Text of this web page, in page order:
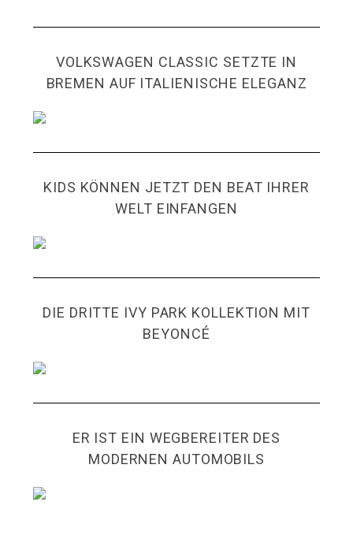
VOLKSWAGEN CLASSIC SETZTE IN
BREMEN AUF ITALIENISCHE ELEGANZ
KIDS KÖNNEN JETZT DEN BEAT IHRER
WELT EINFANGEN
DIE DRITTE IVY PARK KOLLEKTION MIT
BEYONCÉ
ER IST EIN WEGBEREITER DES
MODERNEN AUTOMOBILS